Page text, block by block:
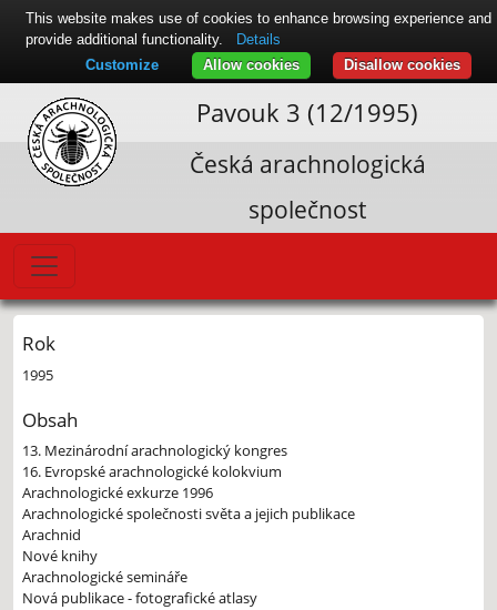
Pavouk 3 (12/1995)
Česká arachnologická
společnost
Rok
1995
Obsah
13. Mezinárodní arachnologický kongres
16. Evropské arachnologické kolokvium
Arachnologické exkurze 1996
Arachnologické společnosti světa a jejich publikace
Arachnid
Nové knihy
Arachnologické semináře
Nová publikace - fotografické atlasy
This website makes use of cookies to enhance browsing experience and
provide additional functionality.
Details
Disallow cookies
Allow cookies
Customize